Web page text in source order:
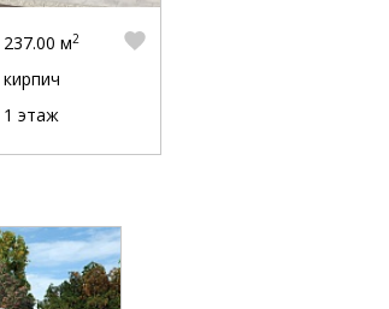
237.00 м2
кирпич
1 этаж